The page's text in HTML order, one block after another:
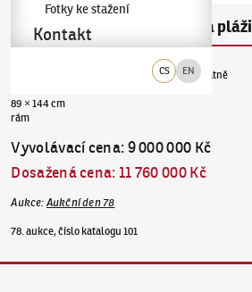
CS EN
Fotky ke stažení
Kontakt
Emil Filla(1882–1953) Žena na pláži
kombinovaná technika (olej, tempera) na plátně
89 × 144 cm
rám
Vyvolávací cena:9 000 000 Kč
Dosažená cena: 11 760 000 Kč
Aukce: Aukční den 78
78. aukce, číslo katalogu 101